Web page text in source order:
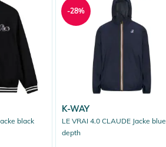
black
K-WAY
LE VRAI 4.0 CLAUDE Jacke blue
depth
-28%